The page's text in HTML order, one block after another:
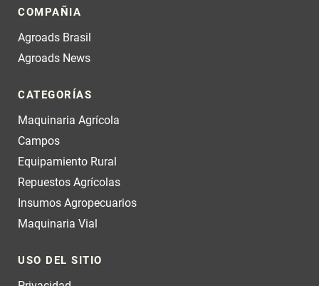
COMPAÑIA
Agroads Brasil
Agroads News
CATEGORÍAS
Maquinaria Agrícola
Campos
Equipamiento Rural
Repuestos Agrícolas
Insumos Agropecuarios
Maquinaria Vial
USO DEL SITIO